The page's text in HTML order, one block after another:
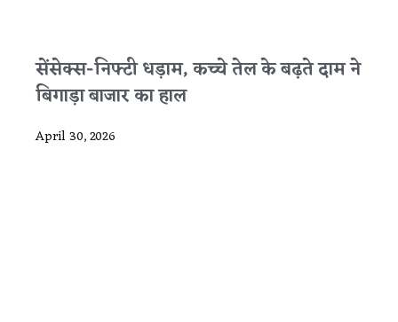
सेंसेक्स-निफ्टी धड़ाम, कच्चे तेल के बढ़ते दाम ने
बिगाड़ा बाजार का हाल
April 30, 2026